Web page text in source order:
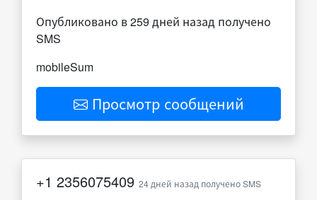
Опубликовано в 259 дней назад получено
SMS
mobileSum
Просмотр сообщений
+1 2356075409 24 дней назад получено SMS